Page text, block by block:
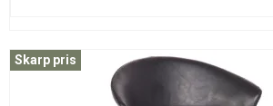
Skarp pris